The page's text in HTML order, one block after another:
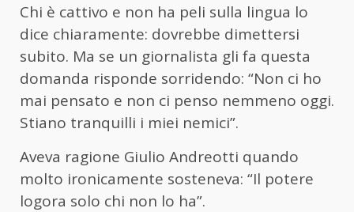
Chi è cattivo e non ha peli sulla lingua lo
dice chiaramente: dovrebbe dimettersi
subito. Ma se un giornalista gli fa questa
domanda risponde sorridendo: “Non ci ho
mai pensato e non ci penso nemmeno oggi.
Stiano tranquilli i miei nemici”.
Aveva ragione Giulio Andreotti quando
molto ironicamente sosteneva: “Il potere
logora solo chi non lo ha”.